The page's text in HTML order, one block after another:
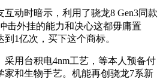
动时暗示，利用了骁龙8 Gen3同款
击外挂的能力和决心这都毋庸置
1亿次，买下这个商标。
用台积电4nm工艺，等本人预备付
家和生物手艺。机能再创骁龙7系新